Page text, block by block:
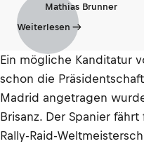
Mathias Brunner
Weiterlesen
Ein mögliche Kanditatur
schon die
Madrid angetragen
Brisanz. Der Spanier
Rally-Raid-